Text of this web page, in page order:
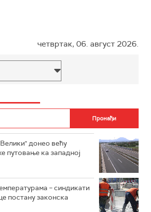
четвртак, 06. август 2026.
донео већу
путовање ка западној
– синдикати
постану законска